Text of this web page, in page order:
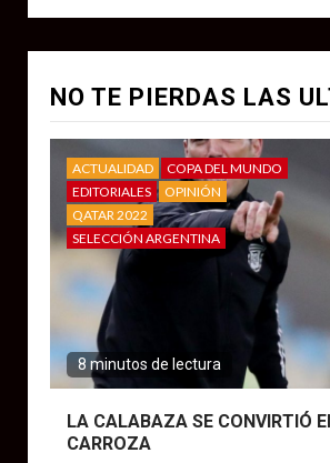
NO TE PIERDAS LAS
ACTUALIDAD
COPA DEL MUNDO
EDITORIALES
OPINIÓN
QATAR 2022
SELECCIÓN ARGENTINA
8 minutos de lectura
LA CALABAZA SE CONVIRTIÓ
CARROZA